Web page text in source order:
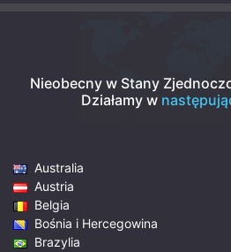
Nieobecny w Stany
Działamy w
Australia
Austria
Belgia
Bośnia i Hercegowina
Brazylia